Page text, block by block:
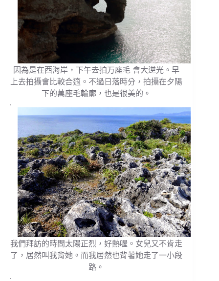
因為是在西海岸，下午去拍万座毛 會大逆光。早
上去拍攝會比較合適。不過日落時分，拍攝在夕陽
下的萬座毛輪廓，也是很美的。
.
我們拜訪的時間太陽正烈，好熱喔。女兒又不肯走
了，居然叫我背她。而我居然也背著她走了一小段
路。
.